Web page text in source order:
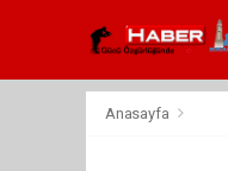
Anasayfa